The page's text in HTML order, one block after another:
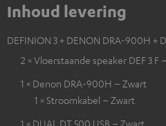
Inhoud levering
DEFINION 3 + DENON DRA-900H +
2 × Vloerstaande speaker DEF 3 F
1 × Denon DRA-900H – Zwart
1 × Stroomkabel – Zwart
1 × DUAL DT 500 USB – Zwart